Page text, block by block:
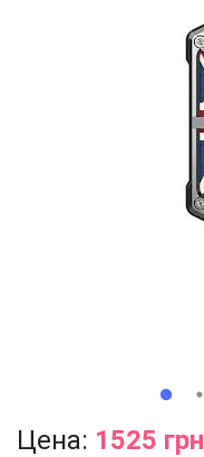
Цена: 1525 грн